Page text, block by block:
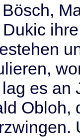
Dukic
es an
Obloh,